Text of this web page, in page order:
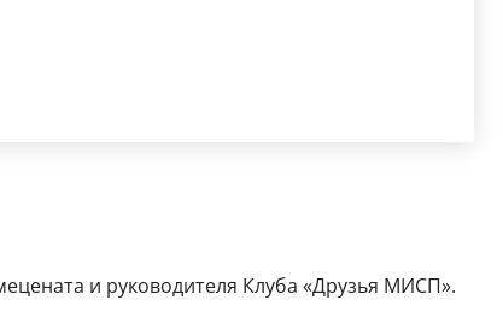
и руководителя Клуба «Друзья МИСП».